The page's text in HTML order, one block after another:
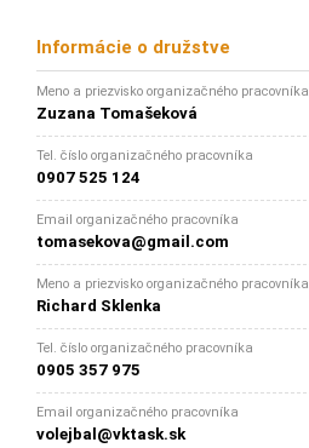
Informácie o družstve
Meno a priezvisko organizačného pracovníka
Zuzana Tomašeková
Tel. číslo organizačného pracovníka
0907 525 124
Email organizačného pracovníka
tomasekova@gmail.com
Meno a priezvisko organizačného pracovníka
Richard Sklenka
Tel. číslo organizačného pracovníka
0905 357 975
Email organizačného pracovníka
volejbal@vktask.sk